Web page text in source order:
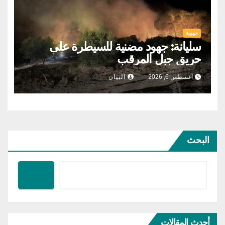
جهوية
سليانة: جهود مضنية للسيطرة على
حريق جبل المرقب
أغسطس 6, 2026 البيان
البحث
أحدث المقالات